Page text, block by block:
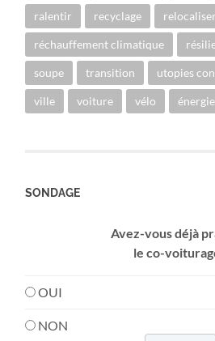
ralentir recyclage relocaliser
réchauffement climatique
soupe transition utopies
ville voiture vélo énergie
SONDAGE
Avez-vous déjà
le co-
OUI
NON